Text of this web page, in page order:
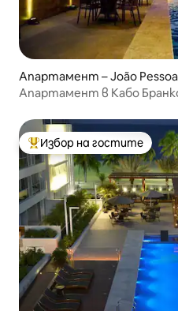
Апартамент – João Pessoa
Апартамент в Кабо
Най-популярен избор на
Избор на гостите